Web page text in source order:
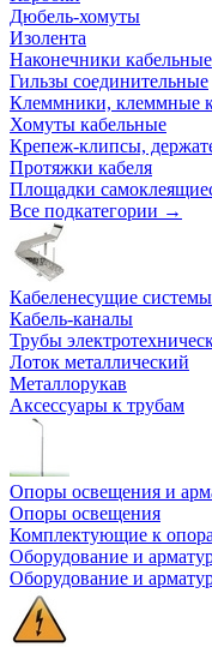
Дюбель-хомуты
Изолента
Наконечники кабельные
Гильзы соединительные
Клеммники, клеммные
Хомуты кабельные
Крепеж-клипсы,
Протяжки кабеля
Площадки
Все подкатегории →
Кабеленесущие системы
Кабель-каналы
Трубы
Лоток металлический
Металлорукав
Аксессуары к трубам
Опоры освещения и
Опоры освещения
Комплектующие к
Оборудование и
Оборудование и